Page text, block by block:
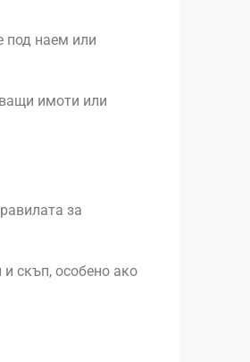
под наем или
имоти или
за
скъп, особено ако